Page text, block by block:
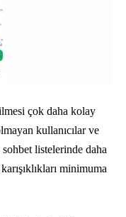
çok daha kolay
kullanıcılar ve
listelerinde daha
minimuma